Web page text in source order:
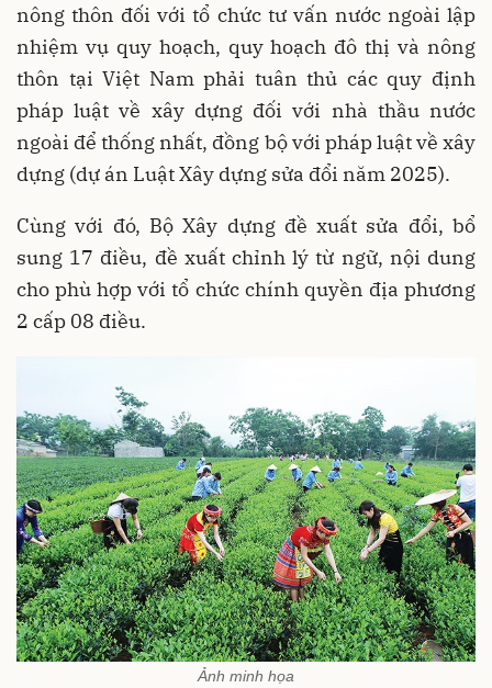
nông thôn đối với tổ chức tư vấn nước ngoài lập
nhiệm vụ quy hoạch, quy hoạch đô thị và nông
thôn tại Việt Nam phải tuân thủ các quy định
pháp luật về xây dựng đối với nhà thầu nước
ngoài để thống nhất, đồng bộ với pháp luật về xây
dựng (dự án Luật Xây dựng sửa đổi năm 2025).
Cùng với đó, Bộ Xây dựng đề xuất sửa đổi, bổ
sung 17 điều, đề xuất chỉnh lý từ ngữ, nội dung
cho phù hợp với tổ chức chính quyền địa phương
2 cấp 08 điều.
Ảnh minh họa